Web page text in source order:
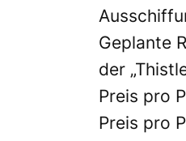
Geplante
der
Preis pro
Preis pro